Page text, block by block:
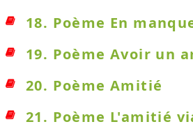
18. Poème En
19. Poème Avoir un
20. Poème Amitié
21. Poème L'amitié